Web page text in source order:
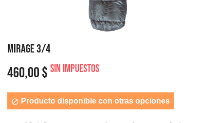
MIRAGE 3/4
460,00 $ Sin impuestos
 Producto disponible con otras opciones